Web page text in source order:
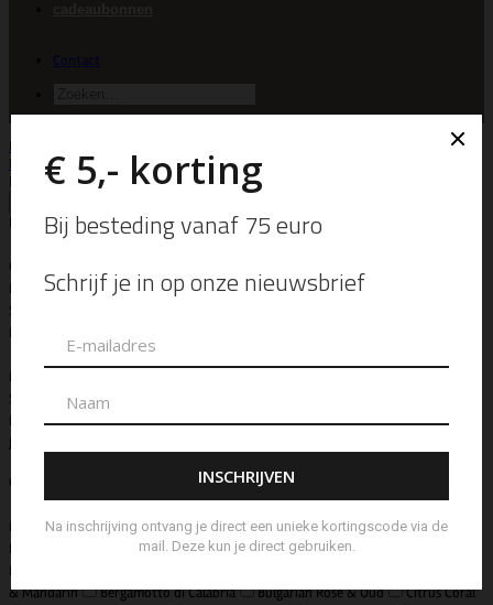
Home
Filter
Prijs
Merk
Abalone
Ambergeurblokje
COSY
N'Atelier
Leeff LeJu Musk-Oudh Pomax Rustik Lys
SjaalMania
Bauer Basics
Depeche-Fashion
Rabarany
Simonsen
Zhrill
Bags
Depeche Bags Essentia Jeh-Jewels Locherber Milano
MAS
Jewelz
Geuren
Amber & Sandalwood
Azad Kashmere Banksia
Black Karthago
Black Orchid & Lily
Dokki Cotton Dolce Roma XXL
Grigio Milano
Inuit
Kyushu Rice Madeleine Rose
Malabar Pepper
Mills
& Mandarin
Bergamotto di Calabria Bulgarian Rose & Oud
Citrus Coral